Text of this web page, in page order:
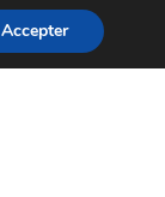
Accepter